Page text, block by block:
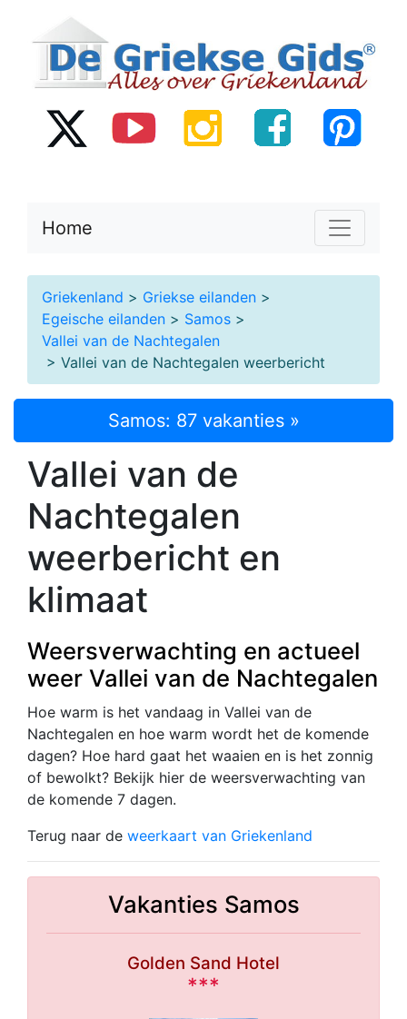
Home
Griekenland > Griekse eilanden >
Egeische eilanden > Samos >
Vallei van de Nachtegalen
> Vallei van de Nachtegalen weerbericht
Samos: 87 vakanties »
Vallei van de
Nachtegalen
weerbericht en
klimaat
Weersverwachting en actueel
weer Vallei van de Nachtegalen
Hoe warm is het vandaag in Vallei van de
Nachtegalen en hoe warm wordt het de komende
dagen? Hoe hard gaat het waaien en is het zonnig
of bewolkt? Bekijk hier de weersverwachting van
de komende 7 dagen.
Terug naar de weerkaart van Griekenland
Vakanties Samos
Golden Sand Hotel
***